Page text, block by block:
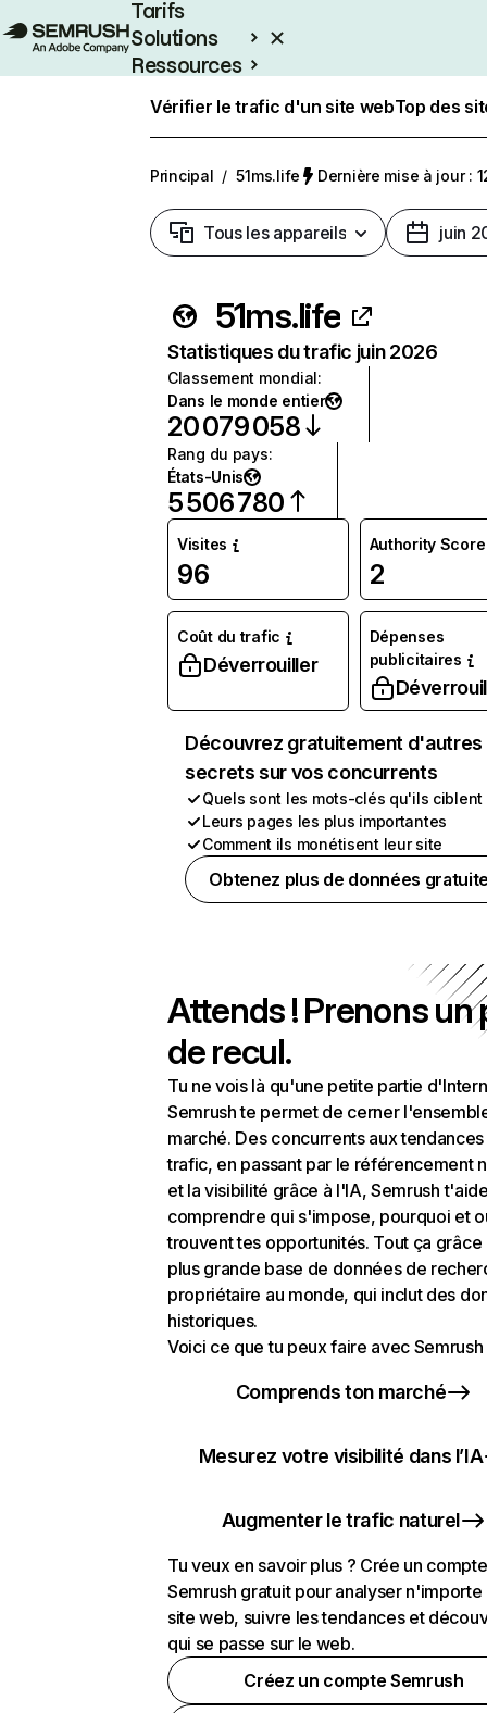
Tarifs
Solutions
Ressources
Vérifier le trafic d'un site webTop des
Principal / 51ms.life Dernière mise à jour :
Tous les appareils juin
51ms.life
Statistiques du trafic juin 2026
Classement mondial:
Dans le monde entier
20 079 058
Rang du pays:
États-Unis
5 506 780
Visites
96
Authority Score
2
Coût du trafic
Déverrouiller
Dépenses
publicitaires
Découvrez gratuitement d'autres
secrets sur vos concurrents
Quels sont les mots-clés qu'ils ciblent
Leurs pages les plus importantes
Comment ils monétisent leur site
Obtenez plus de données
Attends ! Prenons un
de recul.
Tu ne vois là qu'une petite partie
Semrush te permet de cerner
marché. Des concurrents aux
trafic, en passant par le référencement
et la visibilité grâce à l'IA, Semrush
comprendre qui s'impose, pourquoi et
trouvent tes opportunités. Tout ça grâce
plus grande base de données de
propriétaire au monde, qui inclut des
historiques.
Voici ce que tu peux faire avec Semrush
Comprends ton marché
Mesurez votre visibilité dans l’IA
Augmenter le trafic naturel
Tu veux en savoir plus ? Crée un compte
Semrush gratuit pour analyser n'importe
site web, suivre les tendances et
qui se passe sur le web.
Créez un compte Semrush